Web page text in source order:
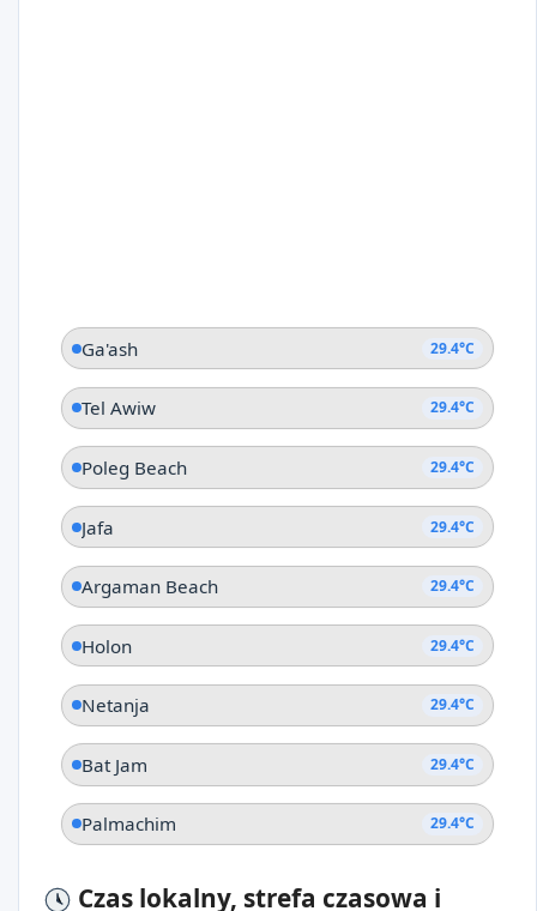
Ga'ash 29.4°C
Tel Awiw 29.4°C
Poleg Beach 29.4°C
Jafa 29.4°C
Argaman Beach 29.4°C
Holon 29.4°C
Netanja 29.4°C
Bat Jam 29.4°C
Palmachim 29.4°C
Czas lokalny, strefa czasowa i